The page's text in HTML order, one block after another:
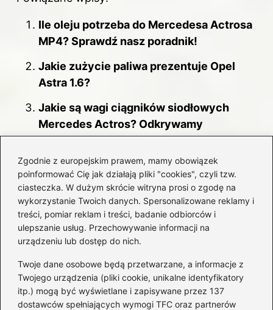
Zgodnie z europejskim prawem, mamy obowiązek
poinformować Cię jak działają pliki "cookies", czyli tzw.
ciasteczka. W dużym skrócie witryna prosi o zgodę na
wykorzystanie Twoich danych. Spersonalizowane reklamy i
treści, pomiar reklam i treści, badanie odbiorców i
ulepszanie usług. Przechowywanie informacji na
urządzeniu lub dostęp do nich.
Twoje dane osobowe będą przetwarzane, a informacje z
Twojego urządzenia (pliki cookie, unikalne identyfikatory
itp.) mogą być wyświetlane i zapisywane przez 137
dostawców spełniających wymogi TFC oraz partnerów
e
b
o
o
k
e
st
di
t
bl
r
e
dI
n
Ile oleju potrzeba do Mercedesa Actrosa
MP4? Sprawdź nasz poradnik!
Jakie zużycie paliwa prezentuje Opel
Astra 1.6?
Jakie są wagi ciągników siodłowych
Mercedes Actros? Odkrywamy
szczegóły!
Czy rzeczywiście istnieje zakaz
wyprzedzania ciężarówek na polskich
drogach?
Skuteczne metody na to, jak wyczyścić
plastikowe reflektory w samochodzie
Jaki kask do turystyki motocyklowej
wybrać, aby podróżować bezpiecznie i
komfortowo?